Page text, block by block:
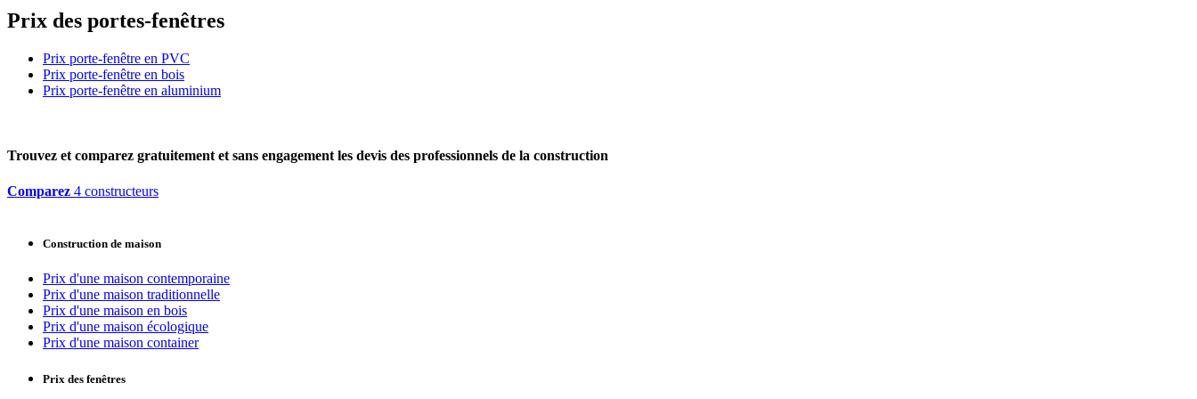
Prix des portes-fenêtres
Prix porte-fenêtre en PVC
Prix porte-fenêtre en bois
Prix porte-fenêtre en aluminium
Trouvez et comparez gratuitement et sans engagement les devis des professionnels de la construction
Comparez 4 constructeurs
Construction de maison
Prix d'une maison contemporaine
Prix d'une maison traditionnelle
Prix d'une maison en bois
Prix d'une maison écologique
Prix d'une maison container
Prix des fenêtres